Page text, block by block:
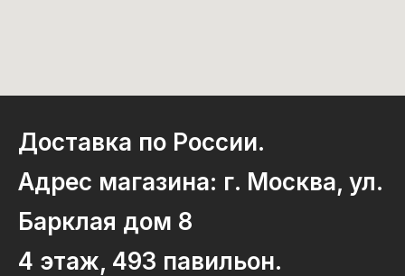
Доставка по России.
Адрес магазина: г. Москва, ул.
Барклая дом 8
4 этаж, 493 павильон.